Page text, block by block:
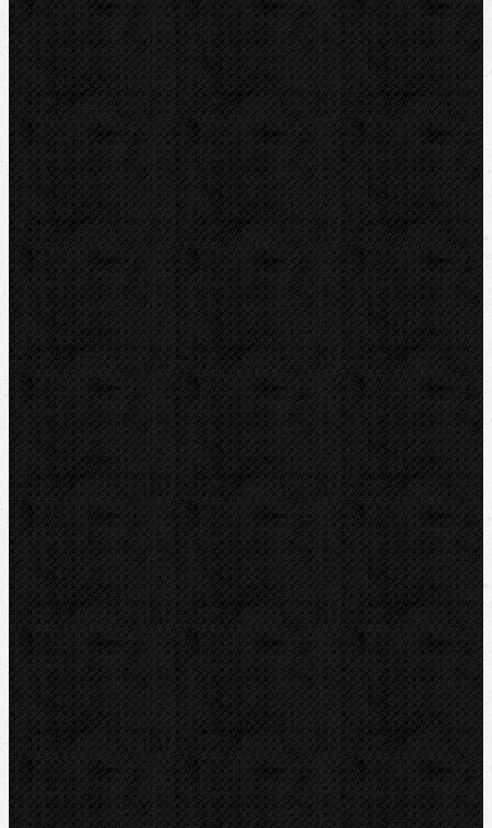
LEISTER
CBC
KEMPER
Guilbert EXPRESS
ZENTEN
DYTRON
KNIPEX
LOXEAL
REED
HEUER
IRWIN